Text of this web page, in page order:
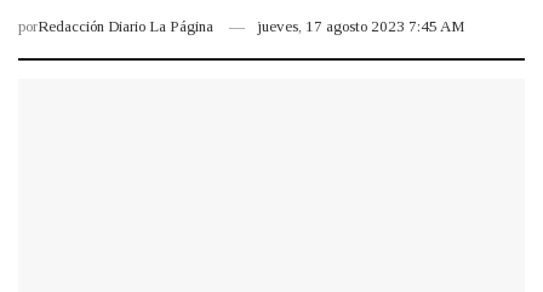
porRedacción Diario La Página jueves, 17 agosto 2023 7:45 AM